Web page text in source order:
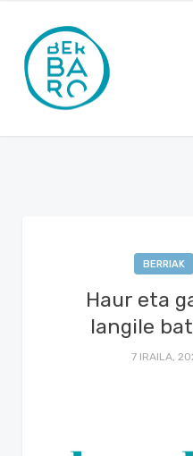
BERRIAK
Haur eta
langile
7 IRAILA,